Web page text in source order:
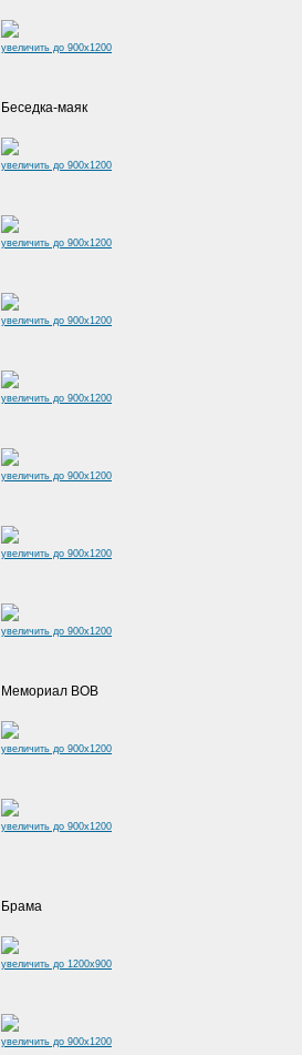
увеличить до 900x1200
Беседка-маяк
увеличить до 900x1200
увеличить до 900x1200
увеличить до 900x1200
увеличить до 900x1200
увеличить до 900x1200
увеличить до 900x1200
увеличить до 900x1200
Мемориал ВОВ
увеличить до 900x1200
увеличить до 900x1200
Брама
увеличить до 1200x900
увеличить до 900x1200